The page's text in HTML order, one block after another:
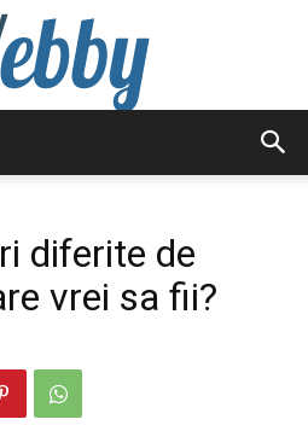
diferite de
vrei sa fii?